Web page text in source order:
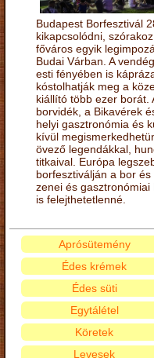
Budapest Borfesztivál
kikapcsolódni,
főváros egyik
Budai Várban. A
esti fényében is
kóstolhatják meg a
kiállító több ezer borát.
borvidék, a Bikavérek
helyi gasztronómia és
kívül
övező legendákkal,
titkaival. Európa
borfesztiválján a bor
zenei és
is felejthetetlenné.
Aprósütemény
Édes krémek
Édes süti
Egytálétel
Köretek
Levesek